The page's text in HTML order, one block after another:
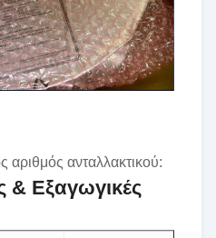
αριθμός ανταλλακτικού:
& Εξαγωγικές